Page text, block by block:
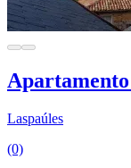
Laspaúles
(0)